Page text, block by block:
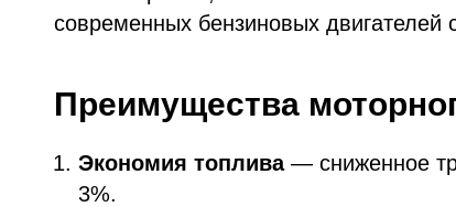
современных бензиновых двигателей
Преимущества
Экономия топлива— сниженное
3%.